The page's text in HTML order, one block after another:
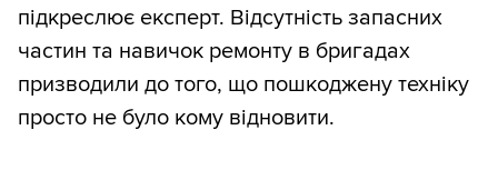
підкреслює експерт. Відсутність запасних
частин та навичок ремонту в бригадах
призводили до того, що пошкоджену техніку
просто не було кому відновити.